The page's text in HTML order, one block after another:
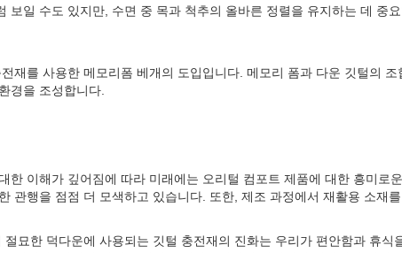
보일 수도 있지만, 수면 중 목과 척추의 올바른 정렬을 유지하는 데
재를 사용한 메모리폼 베개의 도입입니다. 메모리 폼과 다운 깃털의
경을 조성합니다.
한 이해가 깊어짐에 따라 미래에는 오리털 컴포트 제품에 대한 흥미
관행을 점점 더 모색하고 있습니다. 또한, 제조 과정에서 재활용 소
묘한 덕다운에 사용되는 깃털 충전재의 진화는 우리가 편안함과 휴